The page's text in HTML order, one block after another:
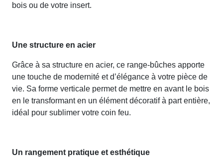
bois ou de votre insert.
Une structure en acier
Grâce à sa structure en acier, ce range-bûches apporte
une touche de modernité et d’élégance à votre pièce de
vie. Sa forme verticale permet de mettre en avant le bois
en le transformant en un élément décoratif à part entière,
idéal pour sublimer votre coin feu.
Un rangement pratique et esthétique